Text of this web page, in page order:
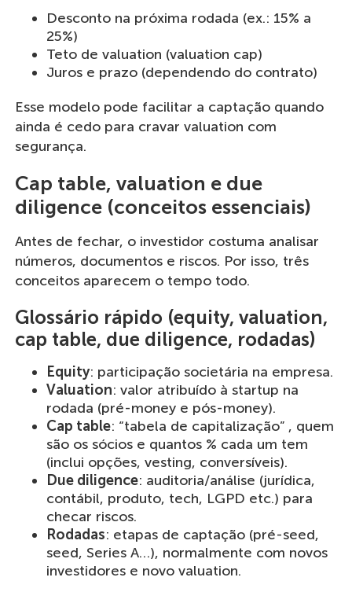
Desconto na próxima rodada (ex.: 15% a
25%)
Teto de valuation (valuation cap)
Juros e prazo (dependendo do contrato)
Esse modelo pode facilitar a captação quando
ainda é cedo para cravar valuation com
segurança.
Cap table, valuation e due
diligence (conceitos essenciais)
Antes de fechar, o investidor costuma analisar
números, documentos e riscos. Por isso, três
conceitos aparecem o tempo todo.
Glossário rápido (equity, valuation,
cap table, due diligence, rodadas)
Equity: participação societária na empresa.
Valuation: valor atribuído à startup na
rodada (pré-money e pós-money).
Cap table: “tabela de capitalização” , quem
são os sócios e quantos % cada um tem
(inclui opções, vesting, conversíveis).
Due diligence: auditoria/análise (jurídica,
contábil, produto, tech, LGPD etc.) para
checar riscos.
Rodadas: etapas de captação (pré-seed,
seed, Series A…), normalmente com novos
investidores e novo valuation.